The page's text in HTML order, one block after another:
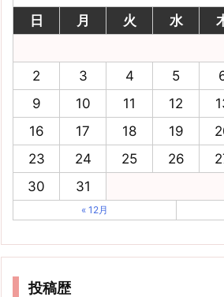
日
月 火 水
2
3 4 5
9
10 11 12
16
17 18 19
23
24 25 26
30
31
« 12月
投稿歴